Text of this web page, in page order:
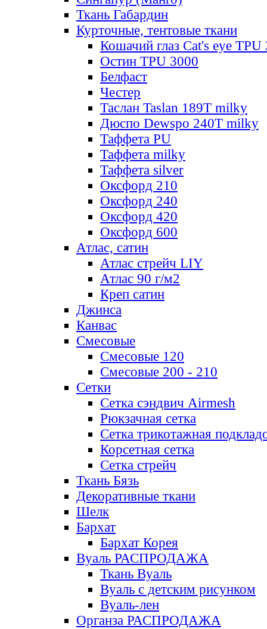
Ткань Габардин
Курточные, тентовые ткани
Кошачий глаз Cat's eye TPU
Остин TPU 3000
Белфаст
Честер
Таслан Taslan 189T milky
Дюспо Dewspo 240T milky
Таффета PU
Таффета milky
Таффета silver
Оксфорд 210
Оксфорд 240
Оксфорд 420
Оксфорд 600
Атлас, сатин
Атлас стрейч LIY
Атлас 90 г/м2
Креп сатин
Джинса
Канвас
Смесовые
Смесовые 120
Смесовые 200 - 210
Сетки
Сетка сэндвич Airmesh
Рюкзачная сетка
Сетка трикотажная
Корсетная сетка
Сетка стрейч
Ткань Бязь
Декоративные ткани
Шелк
Бархат
Бархат Корея
Вуаль РАСПРОДАЖА
Ткань Вуаль
Вуаль с детским рисунком
Вуаль-лен
Органза РАСПРОДАЖА